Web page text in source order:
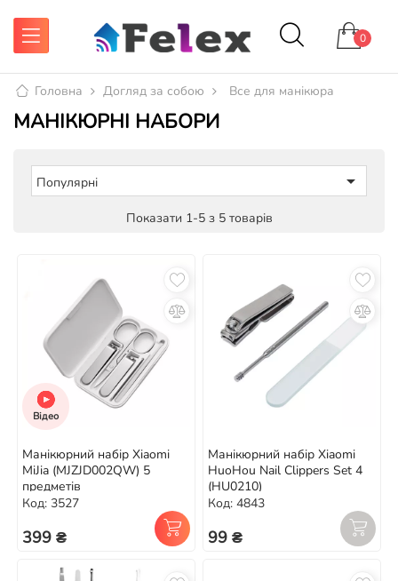
0
Головна Догляд за собою Все для манікюра
МАНІКЮРНІ НАБОРИ
Популярні 
Показати 1-5 з 5 товарів
Відео
Манікюрний набір Xiaomi
MiJia (MJZJD002QW) 5
предметів
Код: 3527
399 ₴
Манікюрний набір Xiaomi
HuoHou Nail Clippers Set 4
(HU0210)
Код: 4843
99 ₴